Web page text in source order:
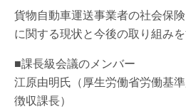
貨物自動車運送事業者の社会保
に関する現状と今後の取り組みを
■課長級会議のメンバー
江原由明氏（厚生労働省労働基
徴収課長）